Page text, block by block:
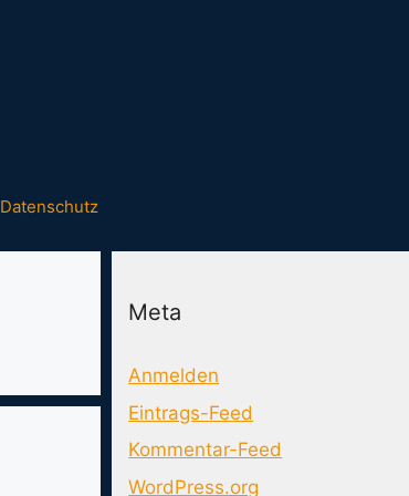
Datenschutz
Meta
Anmelden
Eintrags-Feed
Kommentar-Feed
WordPress.org